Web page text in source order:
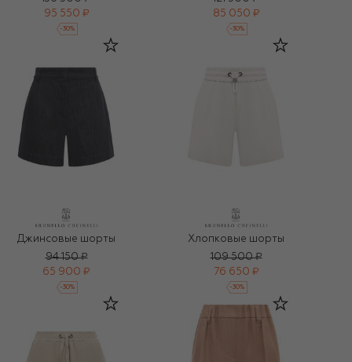
95 550 ₽
-30%
85 050 ₽
-30%
Джинсовые шорты
94 150 ₽
65 900 ₽
-30%
Хлопковые шорты
109 500 ₽
76 650 ₽
-30%